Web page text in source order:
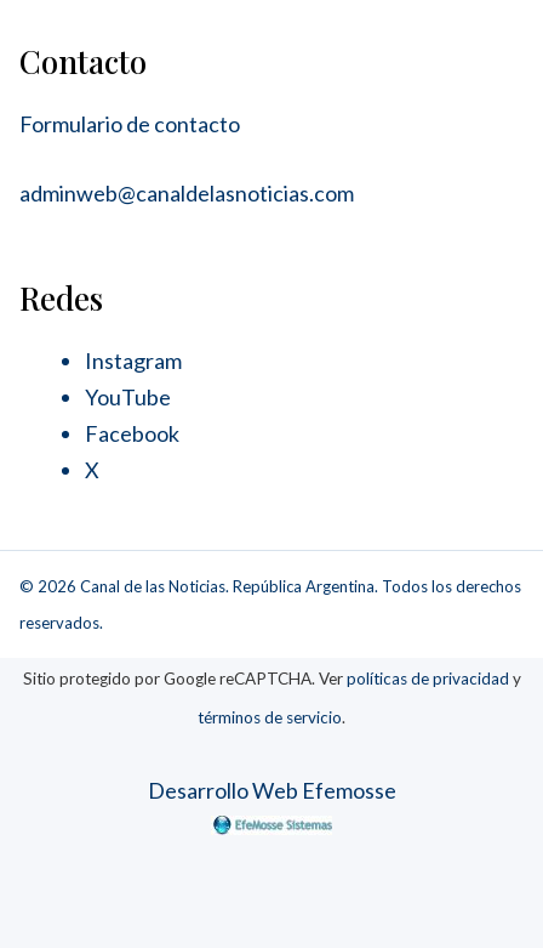
Contacto
Formulario de contacto
adminweb@canaldelasnoticias.com
Redes
Instagram
YouTube
Facebook
X
© 2026 Canal de las Noticias. República Argentina. Todos los derechos
reservados.
Sitio protegido por Google reCAPTCHA. Verpolíticas de privacidad y
términos de servicio.
Desarrollo Web Efemosse